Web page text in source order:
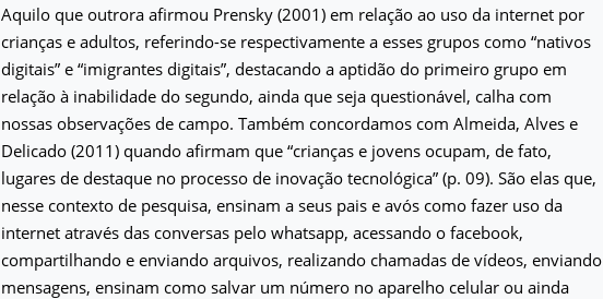
Aquilo que outrora afirmou Prensky (2001) em relação ao uso da internet por
crianças e adultos, referindo-se respectivamente a esses grupos como “nativos
digitais” e “imigrantes digitais”, destacando a aptidão do primeiro grupo em
relação à inabilidade do segundo, ainda que seja questionável, calha com
nossas observações de campo. Também concordamos com Almeida, Alves e
Delicado (2011) quando afirmam que “crianças e jovens ocupam, de fato,
lugares de destaque no processo de inovação tecnológica” (p. 09). São elas que,
nesse contexto de pesquisa, ensinam a seus pais e avós como fazer uso da
internet através das conversas pelo whatsapp, acessando o facebook,
compartilhando e enviando arquivos, realizando chamadas de vídeos, enviando
mensagens, ensinam como salvar um número no aparelho celular ou ainda